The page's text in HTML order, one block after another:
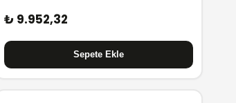
₺ 9.952,32